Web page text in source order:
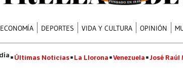
ECONOMÍA DEPORTES VIDA Y CULTURA OPINIÓN
Últimas Noticias La Llorona Venezuela José Raúl